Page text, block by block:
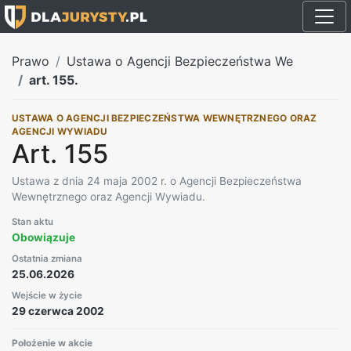
Prawo
Ustawa o Agencji Bezpieczeństwa We
art. 155.
USTAWA O AGENCJI BEZPIECZEŃSTWA WEWNĘTRZNEGO ORAZ
AGENCJI WYWIADU
Art. 155
Ustawa z dnia 24 maja 2002 r. o Agencji Bezpieczeństwa
Wewnętrznego oraz Agencji Wywiadu.
Stan aktu
Obowiązuje
Ostatnia zmiana
25.06.2026
Wejście w życie
29 czerwca 2002
Położenie w akcie